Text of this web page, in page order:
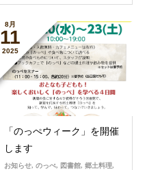
8月
11
2025
「のっぺウィーク」を開催
します
お知らせ, のっぺ, 図書館, 郷土料理,